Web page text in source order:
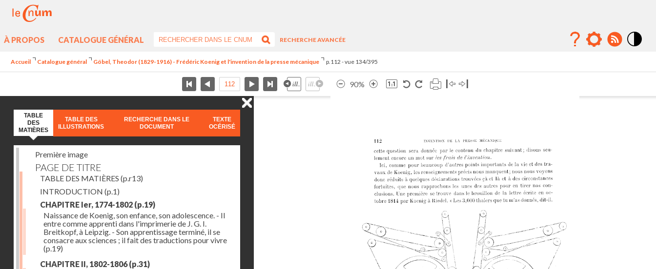
À PROPOS CATALOGUE GÉNÉRAL
RECHERCHE AVANCÉE
Accueil Catalogue général Göbel, Theodor (1829-1916) - Frédéric Koenig et l'invention de la presse mécanique p.112 - vue 134/395
90%
TABLE
DES
MATIÈRES
TABLE DES
ILLUSTRATIONS
RECHERCHE DANS LE
DOCUMENT
TEXTE
OCÉRISÉ
Première image
PAGE DE TITRE
TABLE DES MATIÈRES (p.r13)
INTRODUCTION (p.1)
CHAPITRE Ier, 1774-1802 (p.19)
Naissance de Koenig, son enfance, son adolescence. - Il
entre comme apprenti dans l'imprimerie de J. G. I.
Breitkopf, à Leipzig. - Son apprentissage terminé, il se
consacre aux sciences ; il fait des traductions pour vivre
(p.19)
CHAPITRE II, 1802-1806(p.31)